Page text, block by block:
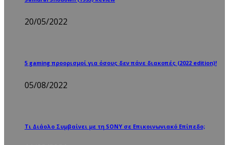
20/05/2022
5 gaming προορισμοί για όσους δεν πάνε διακοπές (2022 edition)!
05/08/2022
Τι Διάολο Συμβαίνει με τη SONY σε Επικοινωνιακό Επίπεδο;